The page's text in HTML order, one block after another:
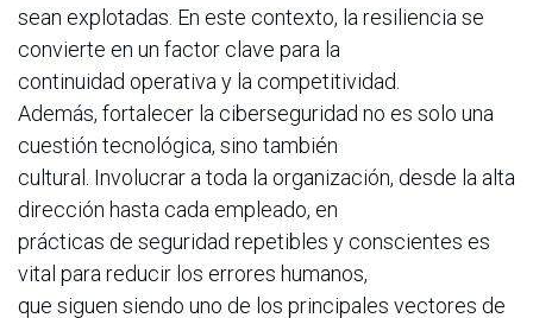
sean explotadas. En este contexto, la resiliencia se
convierte en un factor clave para la
continuidad operativa y la competitividad.
Además, fortalecer la ciberseguridad no es solo una
cuestión tecnológica, sino también
cultural. Involucrar a toda la organización, desde la alta
dirección hasta cada empleado, en
prácticas de seguridad repetibles y conscientes es
vital para reducir los errores humanos,
que siguen siendo uno de los principales vectores de